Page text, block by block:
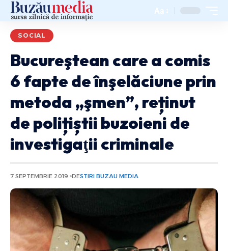
Aa
SOCIAL
Bucureştean care a comis
6 fapte de înşelăciune prin
metoda „şmen”, reținut
de polițiștii buzoieni de
investigaţii criminale
7 SEPTEMBRIE 2019 DESTIRI BUZAU MEDIA